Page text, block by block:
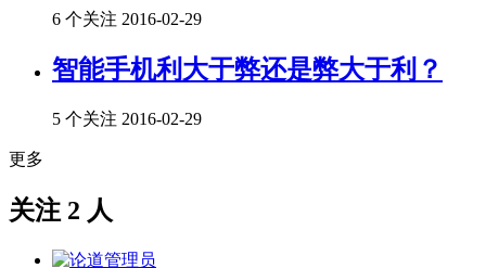
6 个关注 2016-02-29
智能手机利大于弊还是弊大于利？
5 个关注 2016-02-29
更多
关注 2 人